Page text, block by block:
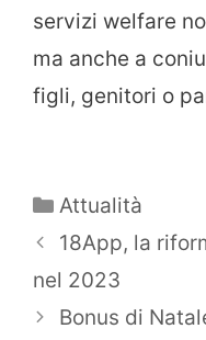
servizi welfare
ma anche a
figli, genitori o
Categorie
Attualità
18App, la
nel 2023
Bonus di